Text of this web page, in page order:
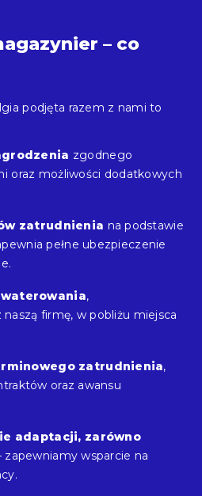
– co
podjęta razem z nami to
zgodnego
oraz możliwości dodatkowych
zatrudnienia na podstawie
pełne ubezpieczenie
,
firmę, w pobliżu miejsca
zatrudnienia,
oraz awansu
adaptacji, zarówno
zapewniamy wsparcie na